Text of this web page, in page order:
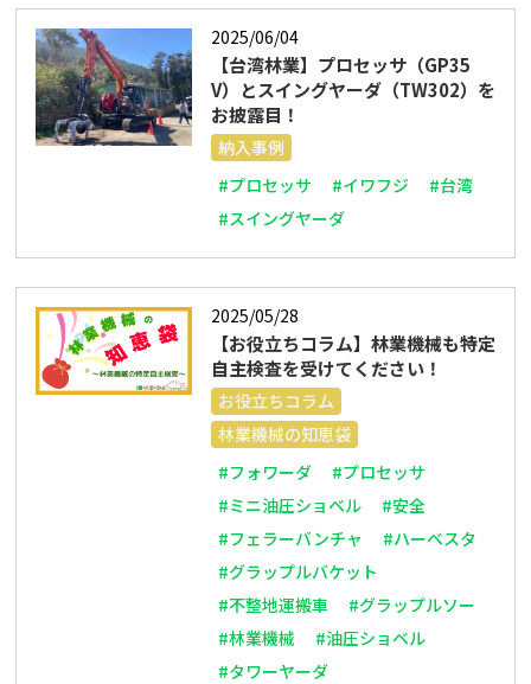
2025/06/04
【台湾林業】プロセッサ（GP35
V）とスイングヤーダ（TW302）を
お披露目！
納入事例
#プロセッサ
#イワフジ
#台湾
#スイングヤーダ
2025/05/28
【お役立ちコラム】林業機械も特定
自主検査を受けてください！
お役立ちコラム
林業機械の知恵袋
#フォワーダ
#プロセッサ
#ミニ油圧ショベル
#安全
#フェラーバンチャ
#ハーベスタ
#グラップルバケット
#不整地運搬車
#グラップルソー
#林業機械
#油圧ショベル
#タワーヤーダ